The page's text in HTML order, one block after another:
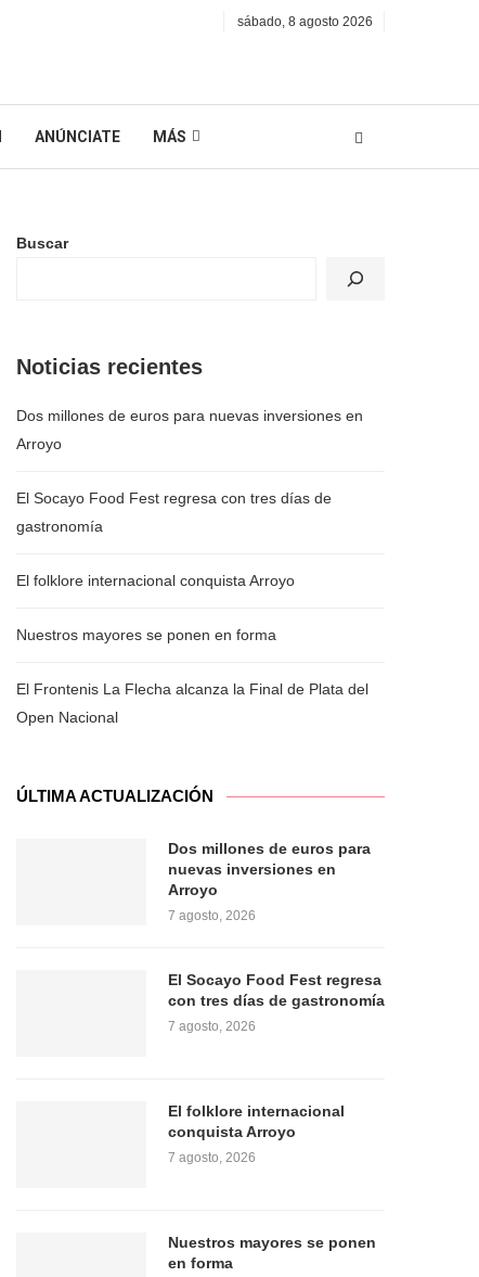
sábado, 8 agosto 2026
ANÚNCIATE MÁS
Buscar
Noticias recientes
Dos millones de euros para nuevas inversiones en
Arroyo
El Socayo Food Fest regresa con tres días de
gastronomía
El folklore internacional conquista Arroyo
Nuestros mayores se ponen en forma
El Frontenis La Flecha alcanza la Final de Plata del
Open Nacional
ÚLTIMA ACTUALIZACIÓN
Dos millones de euros para
nuevas inversiones en
Arroyo
7 agosto, 2026
El Socayo Food Fest regresa
con tres días de gastronomía
7 agosto, 2026
El folklore internacional
conquista Arroyo
7 agosto, 2026
Nuestros mayores se ponen
en forma